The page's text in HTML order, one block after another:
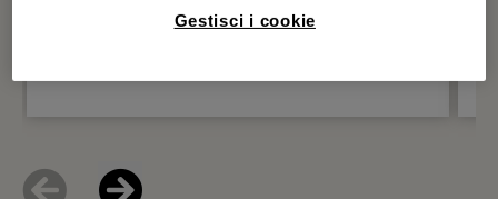
Gestisci i cookie